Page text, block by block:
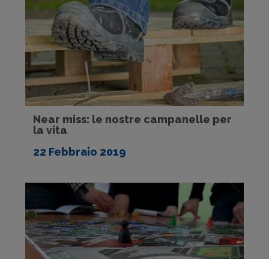
Near miss: le nostre campanelle per
la vita
22 Febbraio 2019